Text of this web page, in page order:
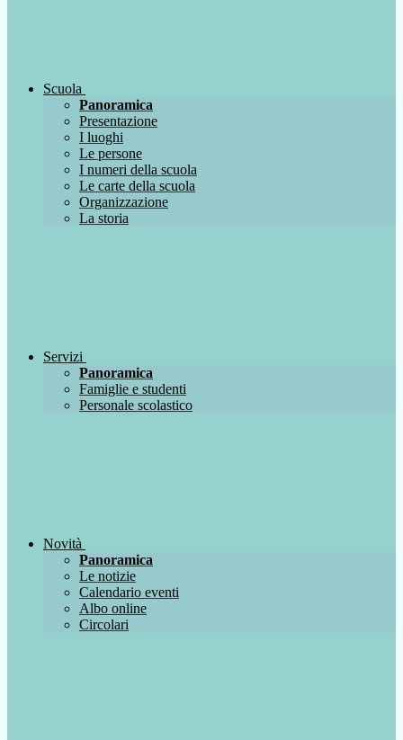
Scuola
Panoramica
Presentazione
I luoghi
Le persone
I numeri della scuola
Le carte della scuola
Organizzazione
La storia
Servizi
Panoramica
Famiglie e studenti
Personale scolastico
Novità
Panoramica
Le notizie
Calendario eventi
Albo online
Circolari